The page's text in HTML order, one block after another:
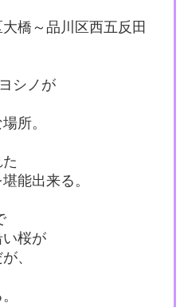
橋～品川区西五反田
シノが
所。
能出来る。
桜が
、